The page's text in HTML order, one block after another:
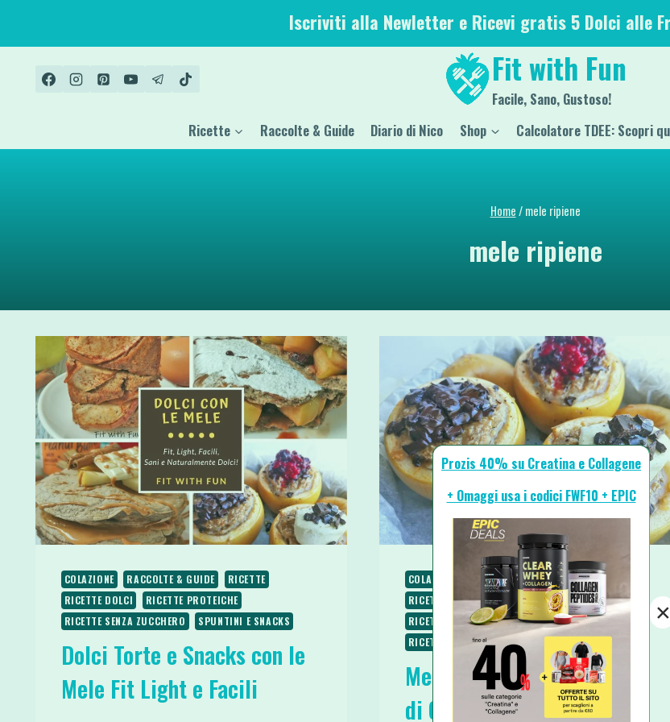
contenuto
Iscriviti alla Newletter e Ricevi gratis 5 Dolci alle
Fit with Fun
Facile, Sano, Gustoso!
Ricette Raccolte & Guide Diario di Nico Shop Calcolatore TDEE: Scopri
Home/ mele ripiene
mele ripiene
COLAZIONE RACCOLTE & GUIDE
RICETTE
RICETTE DOLCI
RICETTE PROTEICHE
RICETTE SENZA ZUCCHERO
SPUNTINI E SNACKS
Dolci Torte e Snacks con le
Mele Fit Light e Facili
COLAZIONE RICETTE
RICETTE DOLCI
RICETTE SENZA BURRO
RICETTE SENZA LATTOSIO
RICETTE SENZA UOVA
RICETTE VEGANE
RICETTE VEGETARIANE
SPUNTINI E SNACKS
Mele Cotte al Forno ripiene
di Goloso Porridge
Prozis 40% su Creatina e Collagene
+ Omaggi usa i codici FWF10 + EPIC
×